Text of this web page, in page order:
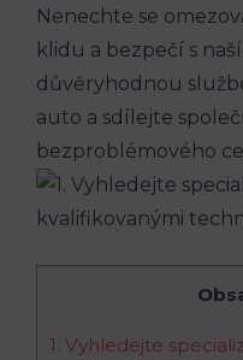
Nenechte ⁣se
klidu a bezpečí s
důvěryhodnou
auto a sdílejte
bezproblémového
1. Vyhledejte